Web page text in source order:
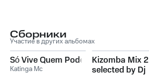
Сборники
Участие в других альбомах
Só Vive Quem Pode
Katinga Mc
Kizomba Mix 2
selected by Dj